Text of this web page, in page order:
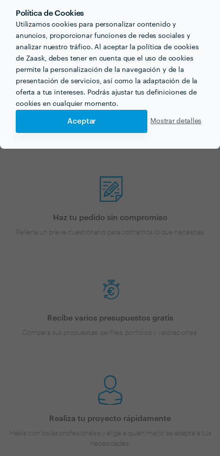
Política de Cookies
Utilizamos cookies para personalizar contenido y
anuncios, proporcionar funciones de redes sociales y
analizar nuestro tráfico. Al aceptar la política de cookies
de Zaask, debes tener en cuenta que el uso de cookies
permite la personalización de la navegación y de la
presentación de servicios, así como la adaptación de la
oferta a tus intereses. Podrás ajustar tus definiciones de
cookies en cualquier momento.
Aceptar Mostrar detalles
¿Buscas estucar una casa
para tu próximo proyecto?
Ahora que tienes una idea de los precios, ¡vamos a
encontrar profesionales cerca de ti!
Haz tu pedido sin compromiso
Rellena un breve cuestionario para contarnos lo que necesitas.
Recibe varios presupuestos gratis
Compara sus propuestas, perfiles, porfolios y valoraciones.
Realiza tu proyecto rápidamente
Habla con los/as profesionales y elige a quien mejor se adapte a tus
necesidades.